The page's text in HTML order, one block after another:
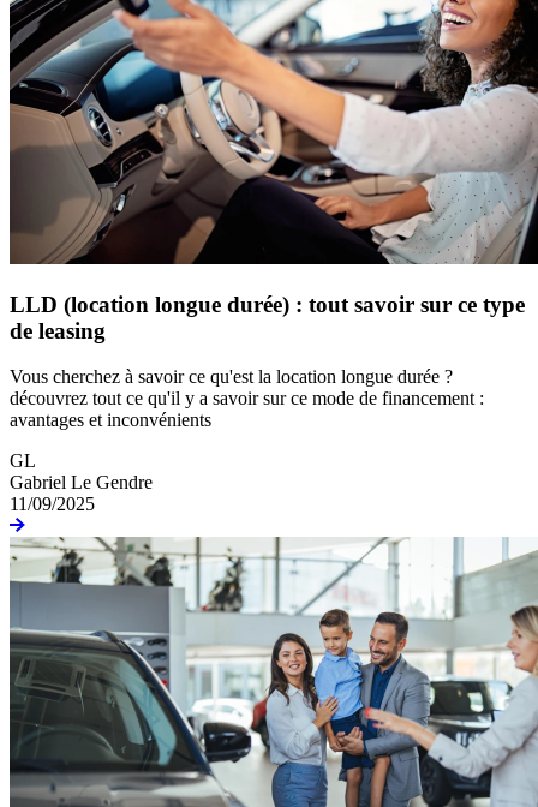
LLD (location longue durée) : tout savoir sur ce type
de leasing
Vous cherchez à savoir ce qu'est la location longue durée ?
découvrez tout ce qu'il y a savoir sur ce mode de financement :
avantages et inconvénients
GL
Gabriel Le Gendre
11/09/2025